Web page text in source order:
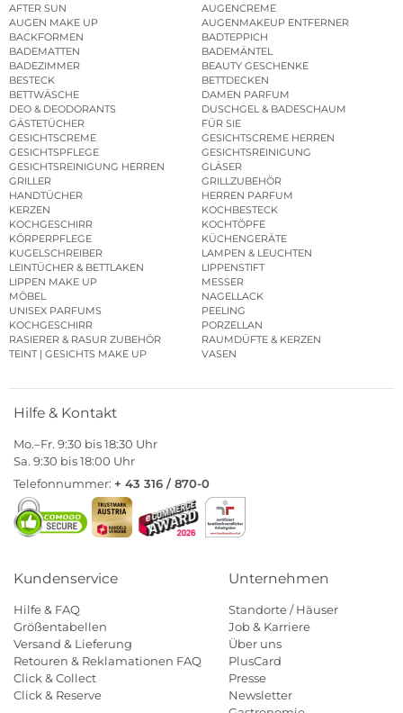
AFTER SUN
AUGENCREME
AUGEN MAKE UP
AUGENMAKEUP ENTFERNER
BACKFORMEN
BADTEPPICH
BADEMATTEN
BADEMÄNTEL
BADEZIMMER
BEAUTY GESCHENKE
BESTECK
BETTDECKEN
BETTWÄSCHE
DAMEN PARFUM
DEO & DEODORANTS
DUSCHGEL & BADESCHAUM
GÄSTETÜCHER
FÜR SIE
GESICHTSCREME
GESICHTSCREME HERREN
GESICHTSPFLEGE
GESICHTSREINIGUNG
GESICHTSREINIGUNG HERREN
GLÄSER
GRILLER
GRILLZUBEHÖR
HANDTÜCHER
HERREN PARFUM
KERZEN
KOCHBESTECK
KOCHGESCHIRR
KOCHTÖPFE
KÖRPERPFLEGE
KÜCHENGERÄTE
KUGELSCHREIBER
LAMPEN & LEUCHTEN
LEINTÜCHER & BETTLAKEN
LIPPENSTIFT
LIPPEN MAKE UP
MESSER
MÖBEL
NAGELLACK
UNISEX PARFUMS
PEELING
KOCHGESCHIRR
PORZELLAN
RASIERER & RASUR ZUBEHÖR
RAUMDÜFTE & KERZEN
TEINT | GESICHTS MAKE UP
VASEN
Hilfe & Kontakt
Mo.–Fr. 9:30 bis 18:30 Uhr
Sa. 9:30 bis 18:00 Uhr
Telefonnummer: + 43 316 / 870-0
Kundenservice
Hilfe & FAQ
Größentabellen
Versand & Lieferung
Retouren & Reklamationen FAQ
Click & Collect
Click & Reserve
Unternehmen
Standorte / Häuser
Job & Karriere
Über uns
PlusCard
Presse
Newsletter